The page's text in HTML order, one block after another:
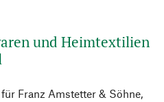
und Heimtextilien
Franz Amstetter & Söhne,